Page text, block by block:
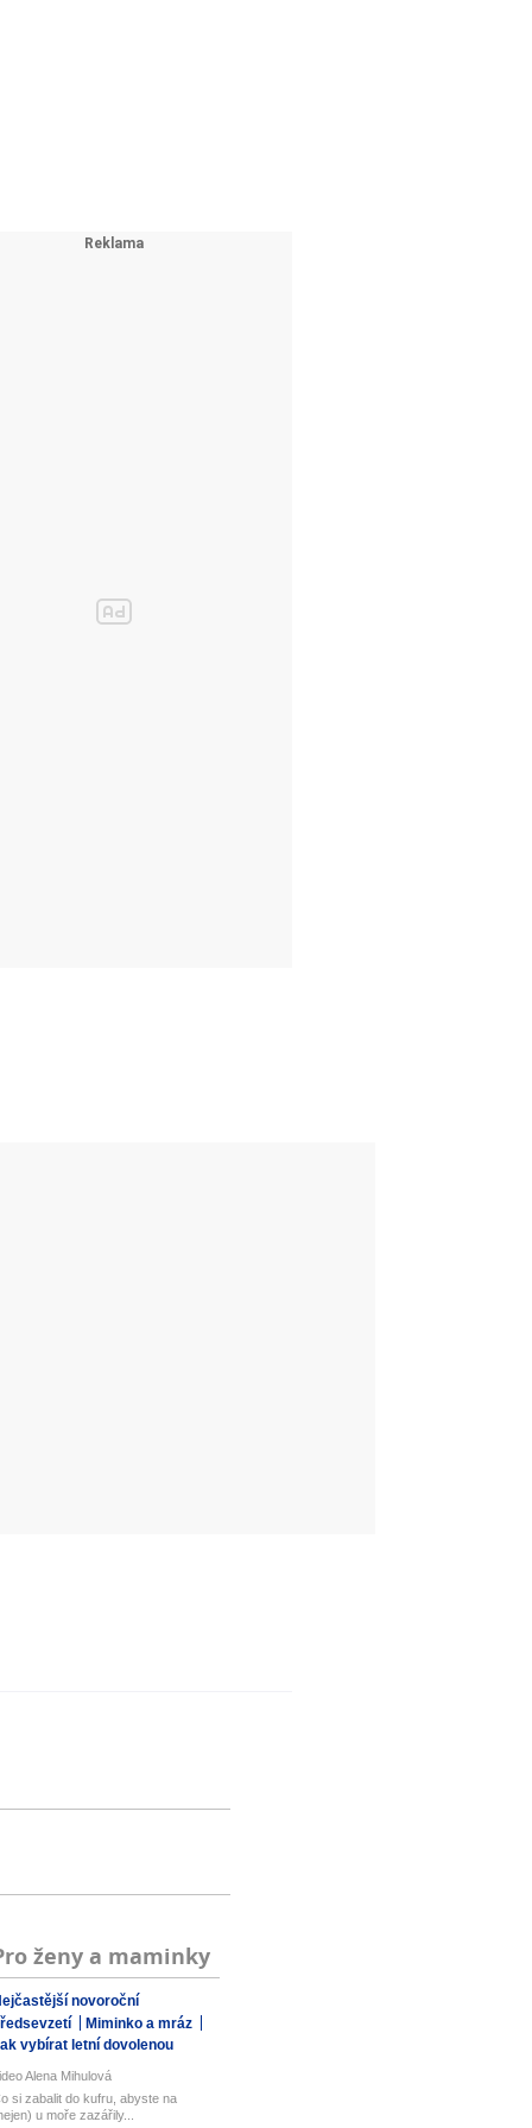
ženy a maminky
novoroční
Miminko a mráz
vybírat letní dovolenou
Alena Mihulová
si zabalit do kufru, abyste na
u moře zazářily...